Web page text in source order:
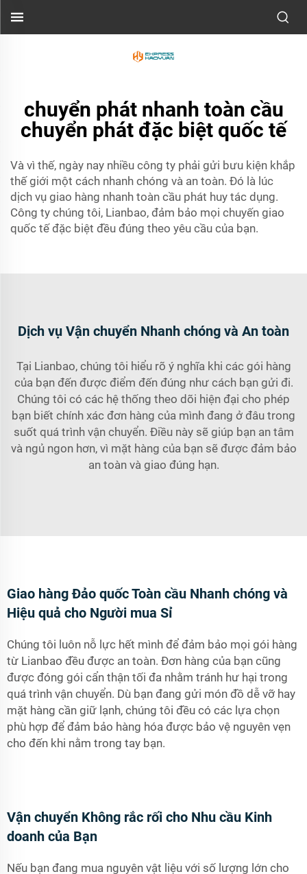
chuyển phát nhanh toàn cầu
chuyển phát đặc biệt quốc tế
Và vì thế, ngày nay nhiều công ty phải gửi bưu kiện khắp
thế giới một cách nhanh chóng và an toàn. Đó là lúc
dịch vụ giao hàng nhanh toàn cầu phát huy tác dụng.
Công ty chúng tôi, Lianbao, đảm bảo mọi chuyến giao
quốc tế đặc biệt đều đúng theo yêu cầu của bạn.
Dịch vụ Vận chuyển Nhanh chóng và An toàn
Tại Lianbao, chúng tôi hiểu rõ ý nghĩa khi các gói hàng
của bạn đến được điểm đến đúng như cách bạn gửi đi.
Chúng tôi có các hệ thống theo dõi hiện đại cho phép
bạn biết chính xác đơn hàng của mình đang ở đâu trong
suốt quá trình vận chuyển. Điều này sẽ giúp bạn an tâm
và ngủ ngon hơn, vì mặt hàng của bạn sẽ được đảm bảo
an toàn và giao đúng hạn.
Giao hàng Đảo quốc Toàn cầu Nhanh chóng và
Hiệu quả cho Người mua Sỉ
Chúng tôi luôn nỗ lực hết mình để đảm bảo mọi gói hàng
từ Lianbao đều được an toàn. Đơn hàng của bạn cũng
được đóng gói cẩn thận tối đa nhằm tránh hư hại trong
quá trình vận chuyển. Dù bạn đang gửi món đồ dễ vỡ hay
mặt hàng cần giữ lạnh, chúng tôi đều có các lựa chọn
phù hợp để đảm bảo hàng hóa được bảo vệ nguyên vẹn
cho đến khi nằm trong tay bạn.
Vận chuyển Không rắc rối cho Nhu cầu Kinh
doanh của Bạn
Nếu bạn đang mua nguyên vật liệu với số lượng lớn cho